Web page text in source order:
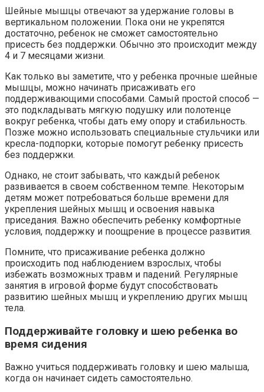
Шейные мышцы отвечают за удержание головы в
вертикальном положении. Пока они не укрепятся
достаточно, ребенок не сможет самостоятельно
присесть без поддержки. Обычно это происходит между
4 и 7 месяцами жизни.
Как только вы заметите, что у ребенка прочные шейные
мышцы, можно начинать присаживать его
поддерживающими способами. Самый простой способ —
это подкладывать мягкую подушку или полотенце
вокруг ребенка, чтобы дать ему опору и стабильность.
Позже можно использовать специальные стульчики или
кресла-подпорки, которые помогут ребенку присесть
без поддержки.
Однако, не стоит забывать, что каждый ребенок
развивается в своем собственном темпе. Некоторым
детям может потребоваться больше времени для
укрепления шейных мышц и освоения навыка
приседания. Важно обеспечить ребенку комфортные
условия, поддержку и поощрение в процессе развития.
Помните, что присаживание ребенка должно
происходить под наблюдением взрослых, чтобы
избежать возможных травм и падений. Регулярные
занятия в игровой форме будут способствовать
развитию шейных мышц и укреплению других мышц
тела.
Поддерживайте головку и шею ребенка во
время сидения
Важно учиться поддерживать головку и шею малыша,
когда он начинает сидеть самостоятельно.